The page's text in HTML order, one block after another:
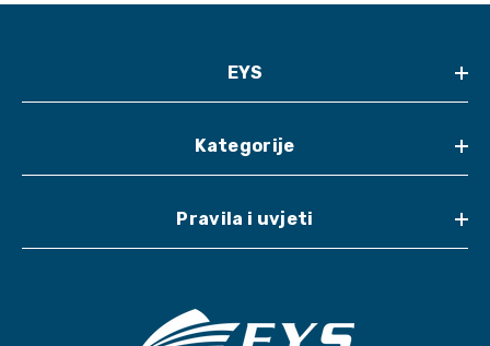
EYS
Kategorije
Pravila i uvjeti